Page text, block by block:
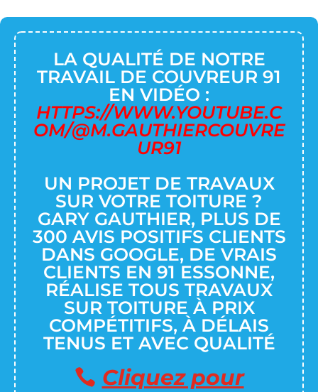
LA QUALITÉ DE NOTRE
TRAVAIL DE COUVREUR 91
EN VIDÉO :
HTTPS://WWW.YOUTUBE.C
OM/@M.GAUTHIERCOUVRE
UR91
UN PROJET DE TRAVAUX
SUR VOTRE TOITURE ?
GARY GAUTHIER, PLUS DE
300 AVIS POSITIFS CLIENTS
DANS GOOGLE, DE VRAIS
CLIENTS EN 91 ESSONNE,
RÉALISE TOUS TRAVAUX
SUR TOITURE À PRIX
COMPÉTITIFS, À DÉLAIS
TENUS ET AVEC QUALITÉ
Cliquez pour